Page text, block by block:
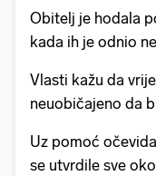
Obitelj je hodala
kada ih je odnio
Vlasti kažu da
neuobičajeno da
Uz pomoć
se utvrdile sve